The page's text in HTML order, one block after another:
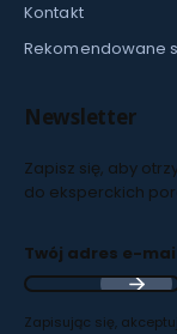
Kontakt
Rekomendowane
Newsletter
Zapisz się, aby
do eksperckich
Twój adres e-
Zapisując się,